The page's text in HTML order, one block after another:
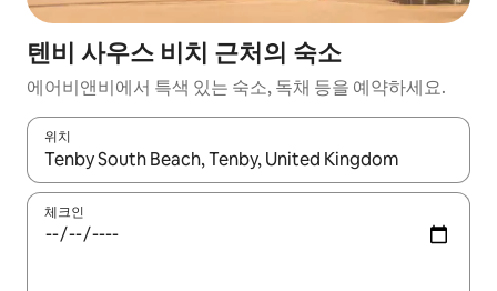
텐비 사우스 비치 근처의 숙소
에어비앤비에서 특색 있는 숙소, 독채 등을 예약하세요.
위치
결과가 나오면 위·아래 화살표 키를 사용하거나 터치 또는 스와이
체크인